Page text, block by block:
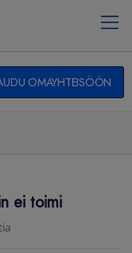
OMAYHTEISÖÖN
ei toimi